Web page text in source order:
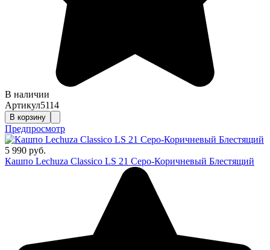
В наличии
Артикул5114
В корзину
Предпросмотр
5 990 руб.
Кашпо Lechuza Classico LS 21 Серо-Коричневый Блестящий